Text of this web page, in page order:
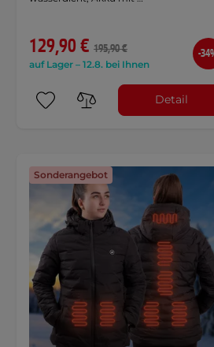
129,90 € 195,90 €
auf Lager – 12.8. bei Ihnen
-
Detail
Sonderangebot